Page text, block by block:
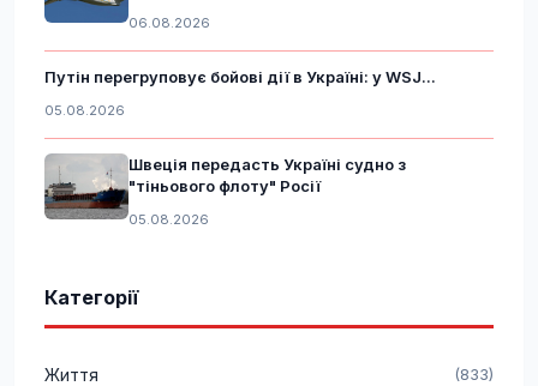
06.08.2026
Путін перегруповує бойові дії в Україні: у WSJ...
05.08.2026
Швеція передасть Україні судно з
"тіньового флоту" Росії
05.08.2026
Категорії
Життя (833)